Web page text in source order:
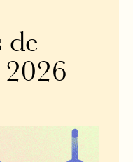
de
2026